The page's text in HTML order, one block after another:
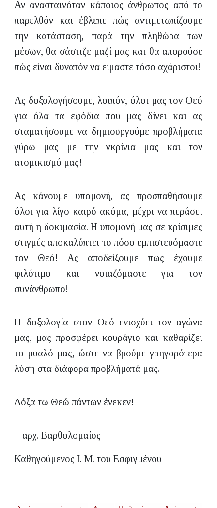
Αν ανασταινόταν κάποιος άνθρωπος από το
παρελθόν και έβλεπε πώς αντιμετωπίζουμε
την κατάσταση, παρά την πληθώρα των
μέσων, θα σάστιζε μαζί μας και θα απορούσε
πώς είναι δυνατόν να είμαστε τόσο αχάριστοι!
Ας δοξολογήσουμε, λοιπόν, όλοι μας τον Θεό
για όλα τα εφόδια που μας δίνει και ας
σταματήσουμε να δημιουργούμε προβλήματα
γύρω μας με την γκρίνια μας και τον
ατομικισμό μας!
Ας κάνουμε υπομονή, ας προσπαθήσουμε
όλοι για λίγο καιρό ακόμα, μέχρι να περάσει
αυτή η δοκιμασία. Η υπομονή μας σε κρίσιμες
στιγμές αποκαλύπτει το πόσο εμπιστευόμαστε
τον Θεό! Ας αποδείξουμε πως έχουμε
φιλότιμο και νοιαζόμαστε για τον
συνάνθρωπο!
Η δοξολογία στον Θεό ενισχύει τον αγώνα
μας, μας προσφέρει κουράγιο και καθαρίζει
το μυαλό μας, ώστε να βρούμε γρηγορότερα
λύση στα διάφορα προβλήματά μας.
Δόξα τω Θεώ πάντων ένεκεν!
+ αρχ. Βαρθολομαίος
Καθηγούμενος Ι. Μ. του Εσφιγμένου